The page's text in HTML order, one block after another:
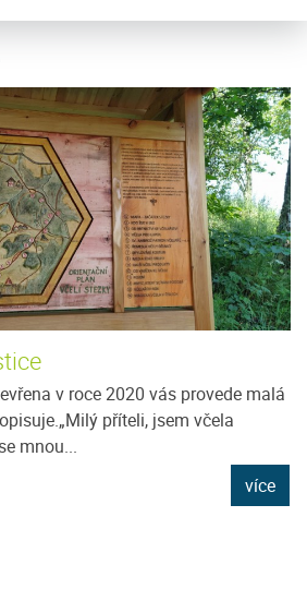
v roce 2020 vás provede malá
příteli, jsem včela
mnou...
více